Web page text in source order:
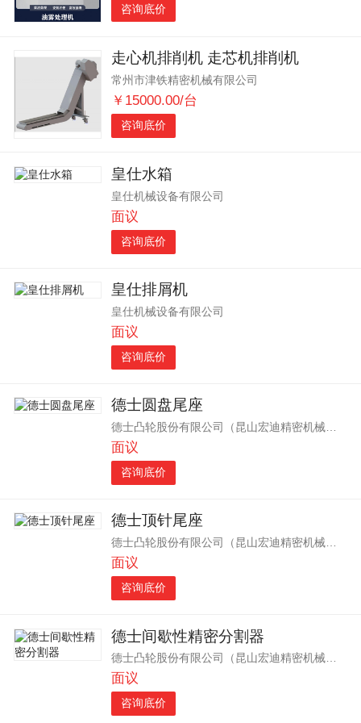
咨询底价
走心机排削机 走芯机排削机
常州市津铁精密机械有限公司
￥15000.00/台
咨询底价
皇仕水箱
皇仕机械设备有限公司
面议
咨询底价
皇仕排屑机
皇仕机械设备有限公司
面议
咨询底价
德士圆盘尾座
面议
咨询底价
德士顶针尾座
面议
咨询底价
德士间歇性精密分割器
德士凸轮股份有限公司（昆山宏迪精密机械有限公司）
面议
咨询底价